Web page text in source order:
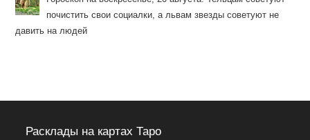
почистить свои социалки, а львам звезды советуют не
давить на людей
Расклады на картах Таро